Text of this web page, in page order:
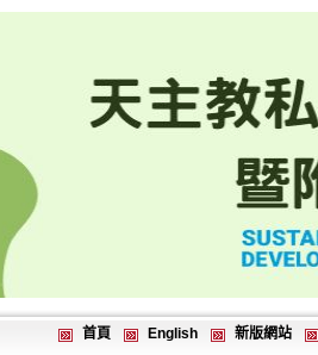
首頁 English 新版網站